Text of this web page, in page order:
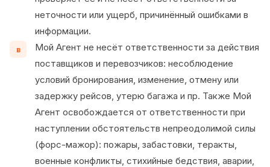
неточности или ущерб, причинённый ошибками в
информации.
в
Мой Агент не несёт ответственности за действия
поставщиков и перевозчиков: несоблюдение
условий бронирования, изменение, отмену или
задержку рейсов, утерю багажа и пр. Также Мой
Агент освобождается от ответственности при
наступлении обстоятельств непреодолимой силы
(форс-мажор): пожары, забастовки, теракты,
военные конфликты, стихийные бедствия, аварии,